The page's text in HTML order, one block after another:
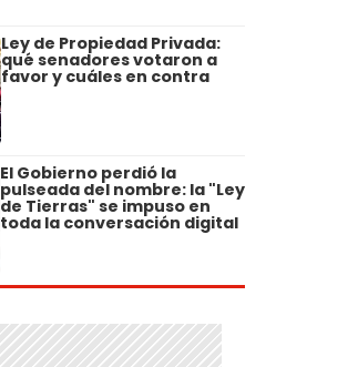
Ley de Propiedad Privada:
qué senadores votaron a
favor y cuáles en contra
El Gobierno perdió la
pulseada del nombre: la "Ley
de Tierras" se impuso en
toda la conversación digital